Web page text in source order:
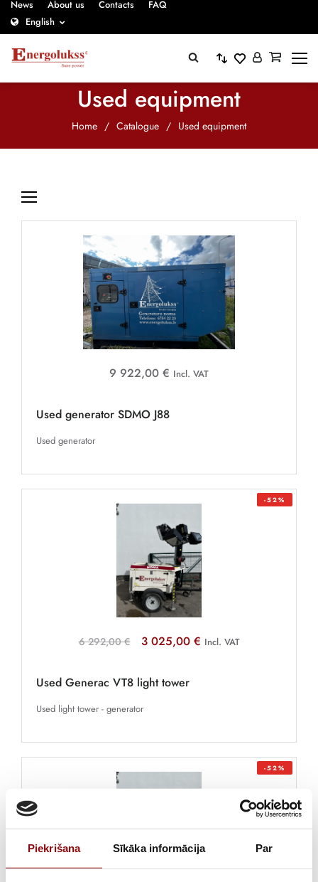
Piekrišana Sīkāka informācija Par
News About us Contacts
FAQ
English
Used equipment
Home / Catalogue / Used equipment
9 922,00 € Incl. VAT
Used generator SDMO J88
Used generator
-52%
6 292,00 € 3 025,00 € Incl. VAT
Used Generac VT8 light tower
Used light tower - generator
-52%